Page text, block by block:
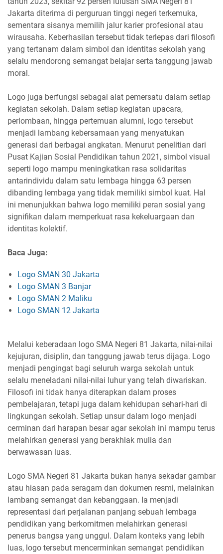
Jakarta diterima di perguruan tinggi negeri terkemuka,
sementara sisanya memilih jalur karier profesional atau
wirausaha. Keberhasilan tersebut tidak terlepas dari filosofi
yang tertanam dalam simbol dan identitas sekolah yang
selalu mendorong semangat belajar serta tanggung jawab
moral.
Logo juga berfungsi sebagai alat pemersatu dalam setiap
kegiatan sekolah. Dalam setiap kegiatan upacara,
perlombaan, hingga pertemuan alumni, logo tersebut
menjadi lambang kebersamaan yang menyatukan
generasi dari berbagai angkatan. Menurut penelitian dari
Pusat Kajian Sosial Pendidikan tahun 2021, simbol visual
seperti logo mampu meningkatkan rasa solidaritas
antarindividu dalam satu lembaga hingga 63 persen
dibanding lembaga yang tidak memiliki simbol kuat. Hal
ini menunjukkan bahwa logo memiliki peran sosial yang
signifikan dalam memperkuat rasa kekeluargaan dan
identitas kolektif.
Baca Juga:
Logo SMAN 30 Jakarta
Logo SMAN 3 Banjar
Logo SMAN 2 Maliku
Logo SMAN 12 Jakarta
Melalui keberadaan logo SMA Negeri 81 Jakarta, nilai-nilai
kejujuran, disiplin, dan tanggung jawab terus dijaga. Logo
menjadi pengingat bagi seluruh warga sekolah untuk
selalu meneladani nilai-nilai luhur yang telah diwariskan.
Filosofi ini tidak hanya diterapkan dalam proses
pembelajaran, tetapi juga dalam kehidupan sehari-hari di
lingkungan sekolah. Setiap unsur dalam logo menjadi
cerminan dari harapan besar agar sekolah ini mampu terus
melahirkan generasi yang berakhlak mulia dan
berwawasan luas.
Logo SMA Negeri 81 Jakarta bukan hanya sekadar gambar
atau hiasan pada seragam dan dokumen resmi, melainkan
lambang semangat dan kebanggaan. Ia menjadi
representasi dari perjalanan panjang sebuah lembaga
pendidikan yang berkomitmen melahirkan generasi
penerus bangsa yang unggul. Dalam konteks yang lebih
luas, logo tersebut mencerminkan semangat pendidikan